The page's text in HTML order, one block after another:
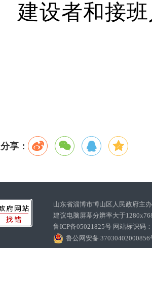
建设者和接
分享：
山东省淄博市博山区人民政府
建议电脑屏幕分辨率大于
鲁ICP备05021825号 网站标识码
鲁公网安备 37030402000856